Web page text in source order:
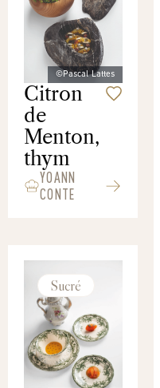
©Pascal Lattes
Citron
de
Menton,
thym
YOANN
CONTE
Sucré